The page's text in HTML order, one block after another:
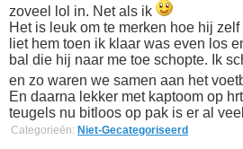
zoveel lol in. Net als ik
Het is leuk om te merken hoe hij
liet hem toen ik klaar was even los
bal die hij naar me toe schopte. Ik
en zo waren we samen aan het
En daarna lekker met kaptoom op
teugels nu bitloos op pak is er al
Categorieën: Niet-Gecategoriseerd